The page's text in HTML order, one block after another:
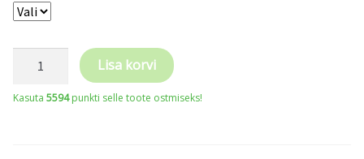
PERF
turvasaapad
Lisa korvi
Kasuta 5594punkti selle toote ostmiseks!